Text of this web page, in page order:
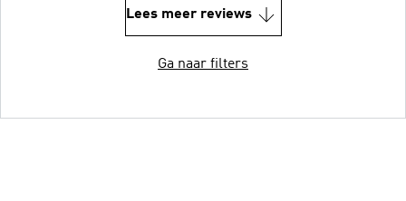
Lees meer reviews
Ga naar filters